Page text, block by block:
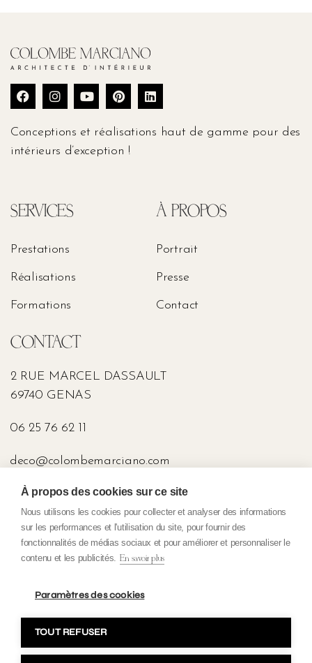
Conceptions et réalisations haut de gamme pour des
intérieurs d’exception !
SERVICES
Prestations
Réalisations
Formations
À PROPOS
Portrait
Presse
Contact
CONTACT
2 RUE MARCEL DASSAULT
69740 GENAS
06 25 76 62 11
deco@colombemarciano.com
PRESSE
Politique de Confidentialité
Mentions légales
Copyright 2023 Colombe Marciano. Tous droits réservés. Fait avec
À propos des cookies sur ce site
Nous utilisons les cookies pour collecter et analyser des informations
sur les performances et l'utilisation du site, pour fournir des
fonctionnalités de médias sociaux et pour améliorer et personnaliser le
contenu et les publicités. En savoir plus
Paramètres des cookies
TOUT REFUSER